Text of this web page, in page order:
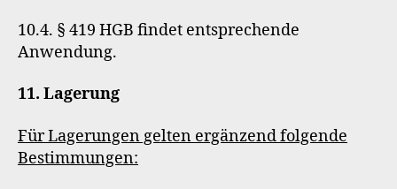
10.4. § 419 HGB findet entsprechende
Anwendung.
11. Lagerung
Für Lagerungen gelten ergänzend folgende
Bestimmungen: